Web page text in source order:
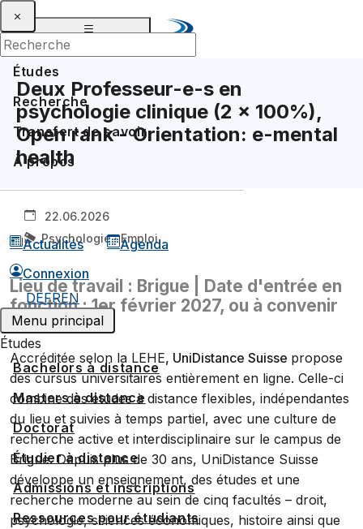
Études
Recherche
Transfert de savoir
À propos
Actualités
Agenda
Connexion
DEFREN
Menu principal
Études
Bachelors à distance
Masters à distance
Doctorat
Étudier à distance
Admissions et inscriptions
Ressources pour étudiants
Deux Professeur-e-s en
psychologie clinique (2 x 100%),
Open rank - Orientation: e-mental
health
22.06.2026
Psychologie · Emploi
Lieu de travail : Brigue | Date d'entrée en
fonction : 1er février 2027, ou à convenir
Accréditée selon la LEHE, UniDistance Suisse propose
des cursus universitaires entièrement en ligne. Celle-ci
combine des études à distance flexibles, indépendantes
du lieu et suivies à temps partiel, avec une culture de
recherche active et interdisciplinaire sur le campus de
Brigue. Depuis plus de 30 ans, UniDistance Suisse
développe un enseignement, des études et une
recherche moderne au sein de cinq facultés – droit,
psychologie, sciences économiques, histoire ainsi que